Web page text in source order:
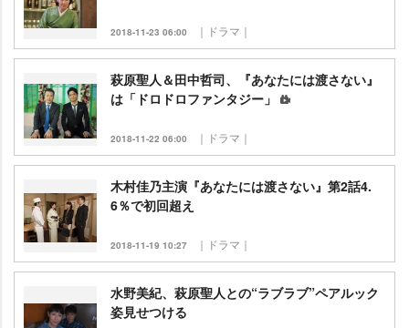
2018-11-23 06:00 ｜ドラマ｜
萩原聖人＆田中哲司、『あなたには渡さない』
は「ドロドロファンタジー」
2018-11-22 06:00 ｜ドラマ｜
木村佳乃主演『あなたには渡さない』第2話4.
6％で初回超え
2018-11-19 10:27 ｜ドラマ｜
水野美紀、萩原聖人との“ラブラブ”ペアルック
姿見せつける